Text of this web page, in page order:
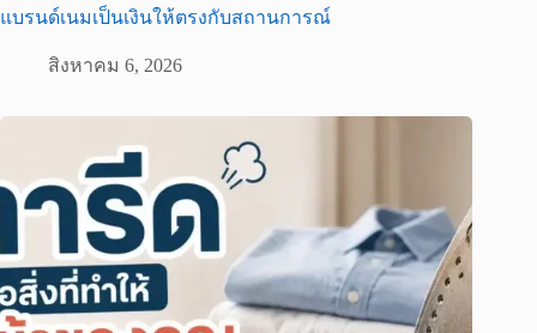
แบรนด์เนมเป็นเงินให้ตรงกับสถานการณ์
สิงหาคม 6, 2026